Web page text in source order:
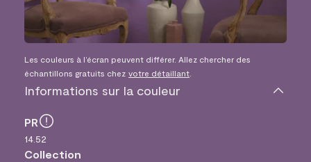
Les couleurs à l’écran peuvent différer. Allez chercher des
échantillons gratuits chez votre détaillant
Informations sur la couleur
PR
14.52
Collection